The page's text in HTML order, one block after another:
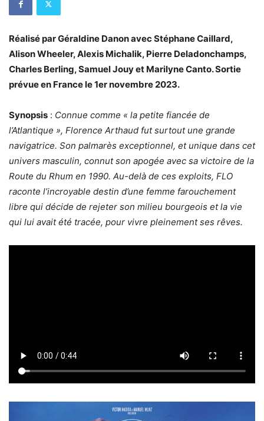
Réalisé par Géraldine Danon avec Stéphane Caillard,
Alison Wheeler, Alexis Michalik, Pierre Deladonchamps,
Charles Berling, Samuel Jouy et Marilyne Canto. Sortie
prévue en France le 1er novembre 2023.
Synopsis : Connue comme « la petite fiancée de
l’Atlantique », Florence Arthaud fut surtout une grande
navigatrice. Son palmarès exceptionnel, et unique dans cet
univers masculin, connut son apogée avec sa victoire de la
Route du Rhum en 1990. Au-delà de ces exploits, FLO
raconte l’incroyable destin d’une femme farouchement
libre qui décide de rejeter son milieu bourgeois et la vie
qui lui avait été tracée, pour vivre pleinement ses rêves.